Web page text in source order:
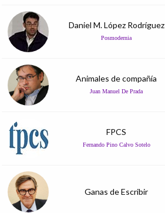
Daniel M. López Rodríguez
Posmodernia
Animales de compañía
Juan Manuel De Prada
FPCS
Fernando Pino Calvo Sotelo
Ganas de Escribir